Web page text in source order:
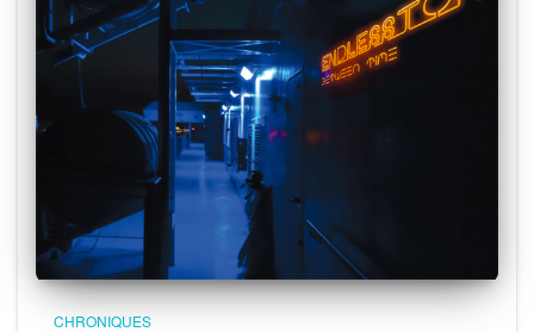
CHRONIQUES